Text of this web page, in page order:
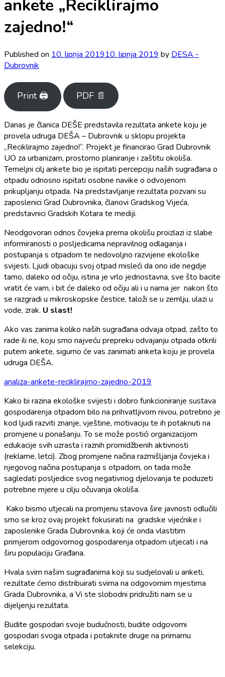
ankete „Reciklirajmo
zajedno!“
Published on 10. lipnja 201910. lipnja 2019 by DESA -
Dubrovnik
Print 🖨 PDF 📄
Danas je članica DEŠE predstavila rezultata ankete koju je
provela udruga DEŠA – Dubrovnik u sklopu projekta
„Reciklirajmo zajedno!“. Projekt je financirao Grad Dubrovnik
UO za urbanizam, prostorno planiranje i zaštitu okoliša.
Temeljni cilj ankete bio je ispitati percepciju naših sugrađana o
otpadu odnosno ispitati osobne navike o odvojenom
prikupljanju otpada. Na predstavljanje rezultata pozvani su
zaposlenici Grad Dubrovnika, članovi Gradskog Vijeća,
predstavnici Gradskih Kotara te mediji.
Neodgovoran odnos čovjeka prema okolišu proizlazi iz slabe
informiranosti o posljedicama nepravilnog odlaganja i
postupanja s otpadom te nedovoljno razvijene ekološke
svijesti. Ljudi obacuju svoj otpad misleći da ono ide negdje
tamo, daleko od očiju, istina je vrlo jednostavna, sve što bacite
vratit će vam, i bit će daleko od očiju ali i u nama jer nakon što
se razgradi u mikroskopske čestice, taloži se u zemlju, ulazi u
vode, zrak. U slast!
Ako vas zanima koliko naših sugrađana odvaja otpad, zašto to
rade ili ne, koju smo najveću prepreku odvajanju otpada otkrili
putem ankete, sigurno će vas zanimati anketa koju je provela
udruga DEŠA.
analiza-ankete-reciklirajmo-zajedno-2019
Kako bi razina ekološke svijesti i dobro funkcioniranje sustava
gospodarenja otpadom bilo na prihvatljivom nivou, potrebno je
kod ljudi razviti znanje, vještine, motivaciju te ih potaknuti na
promjene u ponašanju. To se može postići organizacijom
edukacije svih uzrasta i raznih promidžbenih aktivnosti
(reklame, letci). Zbog promjene načina razmišljanja čovjeka i
njegovog načina postupanja s otpadom, on tada može
sagledati posljedice svog negativnog djelovanja te poduzeti
potrebne mjere u cilju očuvanja okoliša.
Kako bismo utjecali na promjenu stavova šire javnosti odlučili
smo se kroz ovaj projekt fokusirati na gradske vijećnike i
zaposlenike Grada Dubrovnika, koji će onda vlastitim
primjerom odgovornog gospodarenja otpadom utjecati i na
širu populaciju Građana.
Hvala svim našim sugrađanima koji su sudjelovali u anketi,
rezultate ćemo distribuirati svima na odgovornim mjestima
Grada Dubrovnika, a Vi ste slobodni pridružiti nam se u
dijeljenju rezultata.
Budite gospodari svoje budućnosti, budite odgovorni
gospodari svoga otpada i potaknite druge na primarnu
selekciju.